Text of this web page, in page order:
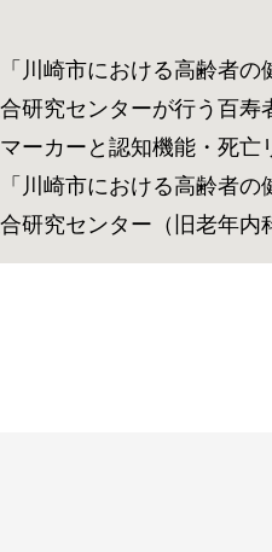
川崎市における高齢者
・超百寿者研究にご参加いただいたご本人およ
ーと認知機能・死亡リスク
川崎市における高齢者
）が行った百寿者・超百寿者研究にご参加いた